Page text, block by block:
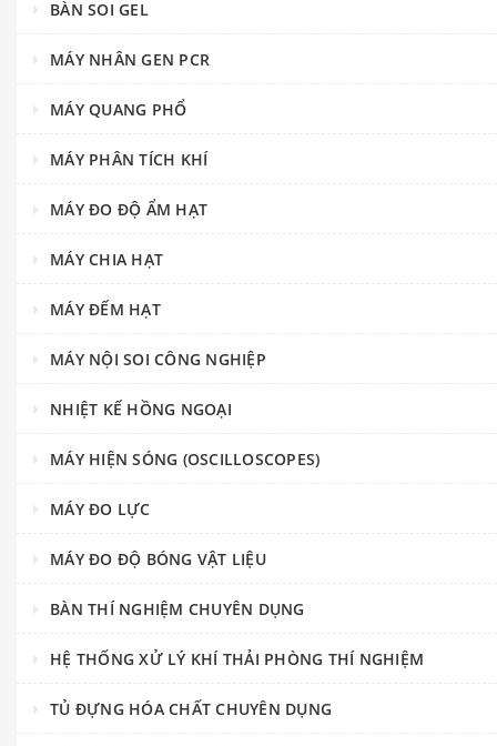
BÀN SOI GEL
MÁY NHÂN GEN PCR
MÁY QUANG PHỔ
MÁY PHÂN TÍCH KHÍ
MÁY ĐO ĐỘ ẨM HẠT
MÁY CHIA HẠT
MÁY ĐẾM HẠT
MÁY NỘI SOI CÔNG NGHIỆP
NHIỆT KẾ HỒNG NGOẠI
MÁY HIỆN SÓNG (OSCILLOSCOPES)
MÁY ĐO LỰC
MÁY ĐO ĐỘ BÓNG VẬT LIỆU
BÀN THÍ NGHIỆM CHUYÊN DỤNG
HỆ THỐNG XỬ LÝ KHÍ THẢI PHÒNG THÍ NGHIỆM
TỦ ĐỰNG HÓA CHẤT CHUYÊN DỤNG